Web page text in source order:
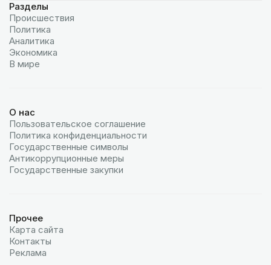
Разделы
Происшествия
Политика
Аналитика
Экономика
В мире
О нас
Пользовательское соглашение
Политика конфиденциальности
Государственные символы
Антикоррупционные меры
Государственные закупки
Прочее
Карта сайта
Контакты
Реклама